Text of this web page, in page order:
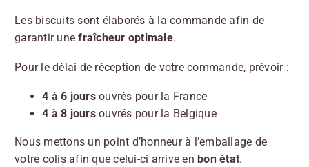
Les biscuits sont élaborés à la commande afin de
garantir unefraîcheur optimale.
Pour le délai de réception de votre commande, prévoir :
4 à 6 jours ouvrés pour la France
4 à 8 jours ouvrés pour la Belgique
Nous mettons un point d’honneur à l’emballage de
votre colis afin que celui-ci arrive en bon état.